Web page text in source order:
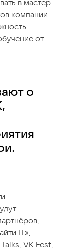
о
в мастер-
компании.
от
IT»,
VK Fest,